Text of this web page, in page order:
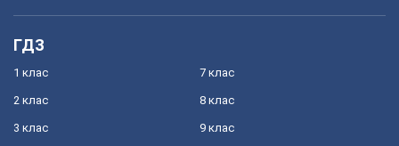
ГДЗ
1 клас
2 клас
3 клас
7 клас
8 клас
9 клас